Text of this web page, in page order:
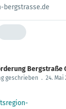
bergstrasse.de
Bergstraße
geschrieben . 24. Mai